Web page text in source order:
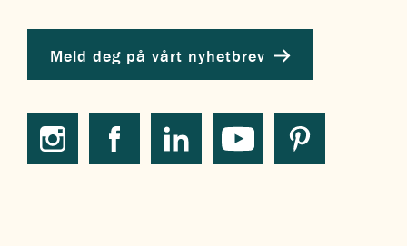
Meld deg på vårt nyhetbrev